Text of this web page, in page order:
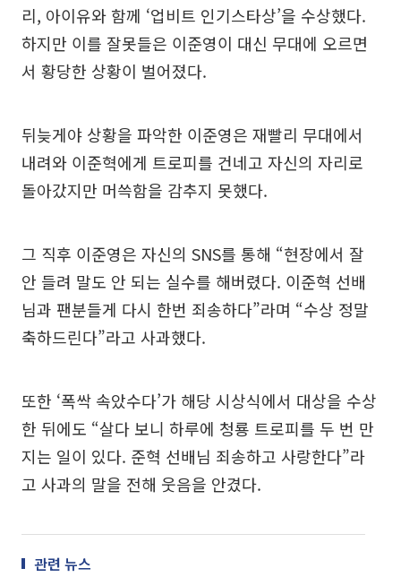
리, 아이유와 함께 ‘업비트 인기스타상’을 수상했다.
하지만 이를 잘못들은 이준영이 대신 무대에 오르면
서 황당한 상황이 벌어졌다.
뒤늦게야 상황을 파악한 이준영은 재빨리 무대에서
내려와 이준혁에게 트로피를 건네고 자신의 자리로
돌아갔지만 머쓱함을 감추지 못했다.
그 직후 이준영은 자신의 SNS를 통해 “현장에서 잘
안 들려 말도 안 되는 실수를 해버렸다. 이준혁 선배
님과 팬분들게 다시 한번 죄송하다”라며 “수상 정말
축하드린다”라고 사과했다.
또한 ‘폭싹 속았수다’가 해당 시상식에서 대상을 수상
한 뒤에도 “살다 보니 하루에 청룡 트로피를 두 번 만
지는 일이 있다. 준혁 선배님 죄송하고 사랑한다”라
고 사과의 말을 전해 웃음을 안겼다.
관련 뉴스